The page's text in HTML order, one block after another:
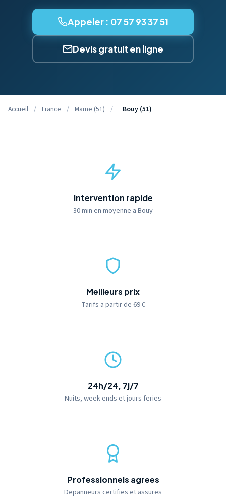
Appeler : 07 57 93 37 51
Devis gratuit en ligne
Accueil / France / Marne (51) / Bouy (51)
Intervention rapide
30 min en moyenne a Bouy
Meilleurs prix
Tarifs a partir de 69 €
24h/24, 7j/7
Nuits, week-ends et jours feries
Professionnels agrees
Depanneurs certifies et assures